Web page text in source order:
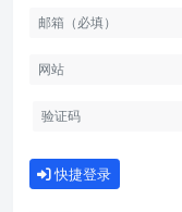
快捷登录